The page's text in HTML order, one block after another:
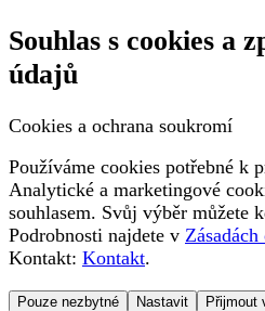
Souhlas s cookies a
údajů
Cookies a ochrana soukromí
Používáme cookies potřebné k
Analytické a marketingové
souhlasem. Svůj výběr můžete
Podrobnosti najdete v
Kontakt: Kontakt.
Pouze nezbytné Nastavit Přijmout